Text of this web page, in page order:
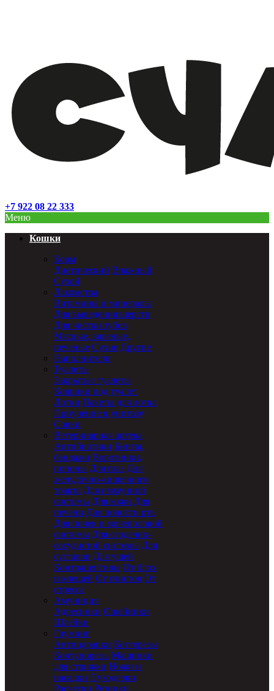
+7 922 08 22 333
Меню
Кошки
Корм
Диетический Влажный
Сухой
Лакомства
Витамины и минералы
Для выведения шерсти
Для чистки зубов
Мясные, вяленые,
печеные Сухие Другие
Наполнители
Туалеты
Закрытые туалеты
Коврики под туалет
Лотки Пакеты для лотка
Приучение к унитазу
Совки
Ветеринарная аптека
Антибиотики Бинты,
бандажи Воротники,
попоны Для глаз Для
желудочно-кишечного
тракта Для иммунной
системы Для кожи Для
печени Для полости рта
Для почек и мочеполовой
системы Для сердечно-
сосудистой системы Для
суставов Для ушей
Контрацептивы От блох
и клещей От глистов От
стресса
Амуниция
Адресники Ошейники
Шлейки
Груминг
Антицарапки Когтерезы
Колтунорезы Машинки
для стрижки Ножи и
насадки Пуходерки
Расчески Резинки